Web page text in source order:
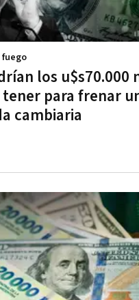
los u$s70.000
para frenar
cambiaria
fuego